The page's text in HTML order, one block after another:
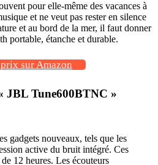
pour elle-même des vacances à
et ne veut pas rester en silence
et au bord de la mer, il faut donner
portable, étanche et durable.
sur Amazon
JBL Tune600BTNC »
gadgets nouveaux, tels que les
active du bruit intégré. Ces
12 heures. Les écouteurs